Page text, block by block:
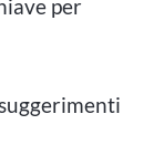
per